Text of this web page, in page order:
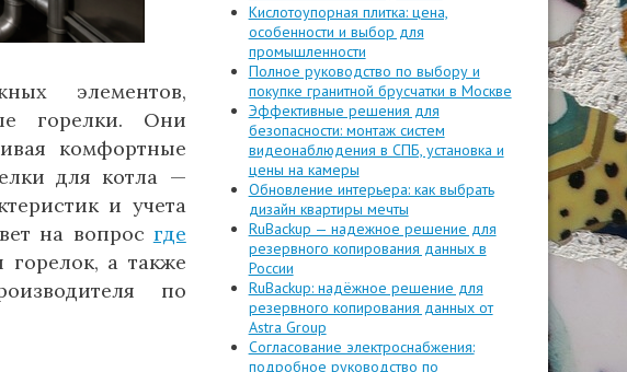
элементов,
горелки. Они
комфортные
для котла —
и учета
на вопрос где
а также
по
Кислотоупорная плитка: цена,
особенности и выбор для
промышленности
Полное руководство по выбору и
покупке гранитной брусчатки в Москве
Эффективные решения для
безопасности: монтаж систем
видеонаблюдения в СПБ, установка и
цены на камеры
Обновление интерьера: как выбрать
дизайн квартиры мечты
RuBackup — надежное решение для
резервного копирования данных в
России
RuBackup: надёжное решение для
резервного копирования данных от
Astra Group
Согласование электроснабжения:
подробное руководство по